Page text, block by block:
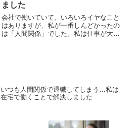
ました
会社で働いていて、いろいろイヤなこと
はありますが、私が一番しんどかったの
は「人間関係」でした。私は仕事が大好
いつも人間関係で退職してしまう…私は
在宅で働くことで解決しました